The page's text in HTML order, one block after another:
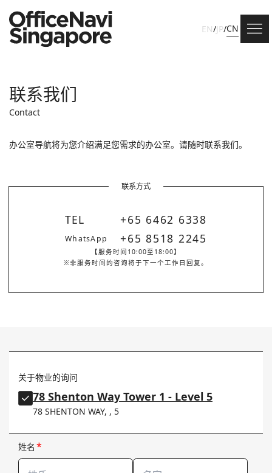
EN/JP/CN
联系我们
Contact
办公室导航将为您介绍满足您需求的办公室。请随时联系我们。
联系方式
TEL
WhatsApp
+65 6462 6338
+65 8518 2245
【服务时间10:00至18:00】
※非服务时间的咨询将于下一个工作日回复。
关于物业的询问
78 Shenton Way Tower 1 - Level 5
78 SHENTON WAY, , 5
姓名 *